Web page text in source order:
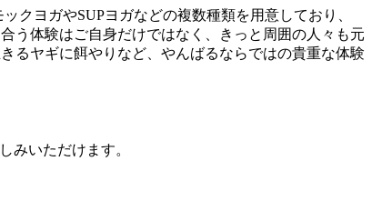
クヨガやSUPヨガなどの複数種類を用意しており、
う体験はご自身だけではなく、きっと周囲の人々も元
るヤギに餌やりなど、やんばるならではの貴重な体験
みいただけます。